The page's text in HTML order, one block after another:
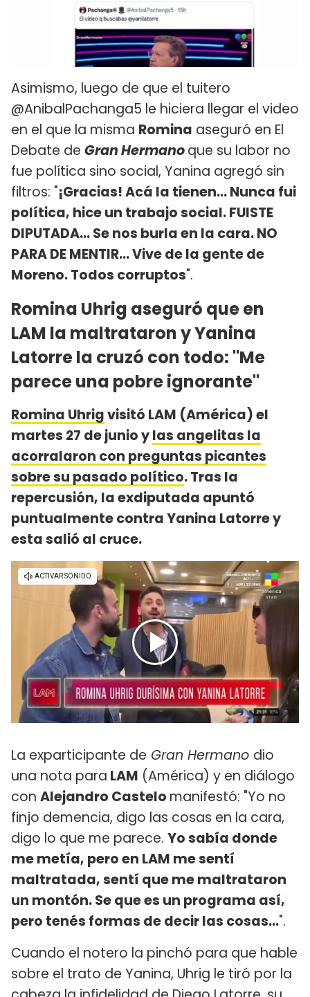
Asimismo, luego de que el tuitero
@AnibalPachanga5 le hiciera llegar el video
en el que la misma Romina aseguró en El
Debate de Gran Hermanoque su labor no
fue política sino social, Yanina agregó sin
filtros: "¡Gracias! Acá la tienen… Nunca fui
política, hice un trabajo social. FUISTE
DIPUTADA… Se nos burla en la cara. NO
PARA DE MENTIR… Vive de la gente de
Moreno. Todos corruptos".
Romina Uhrig aseguró que en
LAM la maltrataron y Yanina
Latorre la cruzó con todo: "Me
parece una pobre ignorante"
Romina Uhrigvisitó LAM (América) el
martes 27 de junio ylas angelitas la
acorralaron con preguntas picantes
sobre su pasado político. Tras la
repercusión, la exdiputada apuntó
puntualmente contra Yanina Latorre y
esta salió al cruce.
La exparticipante de Gran Hermano dio
una nota para LAM (América) y en diálogo
con Alejandro Castelo manifestó: "Yo no
finjo demencia, digo las cosas en la cara,
digo lo que me parece. Yo sabía donde
me metía, pero en LAM me sentí
maltratada, sentí que me maltrataron
un montón. Se que es un programa así,
pero tenés formas de decir las cosas...".
Cuando el notero la pinchó para que hable
sobre el trato de Yanina, Uhrig le tiró por la